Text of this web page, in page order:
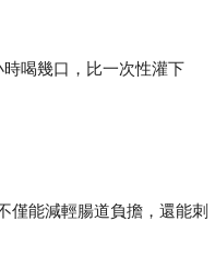
喝幾口，比一次性灌下
僅能減輕腸道負擔，還能刺